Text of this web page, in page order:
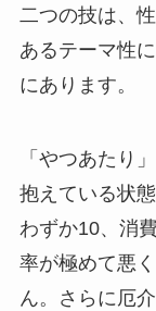
二つの技は、
あるテーマ性
にあります。
「やつあたり
抱えている状
わずか10、消
率が極めて悪
ん。さらに厄